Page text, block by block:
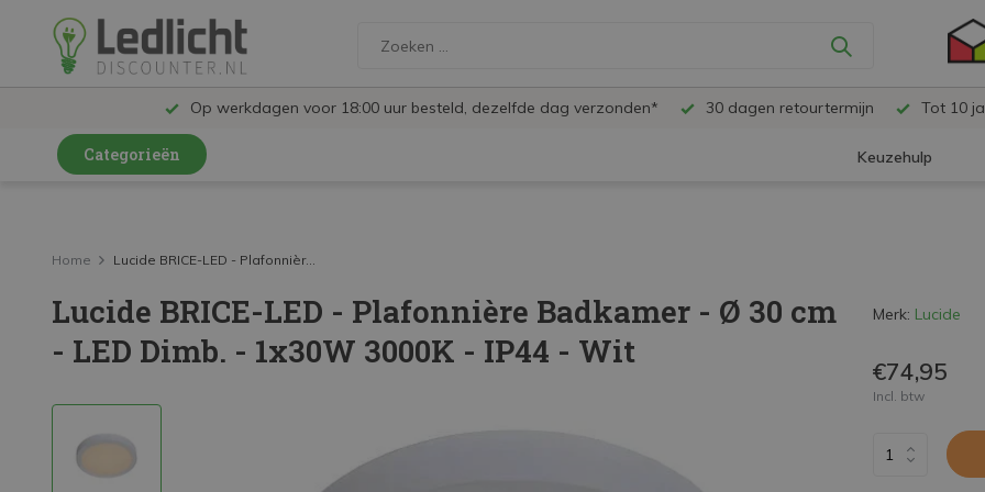
Op werkdagen voor 18:00 uur besteld, dezelfde dag verzonden* 30 dagen retourtermijn Tot 10
Categorieën Keuzehulp
LED Railspots
LED Panelen
LED TL
LED High Bay lampen
Home Lucide BRICE-LED - Plafonnièr...
Lucide BRICE-LED - Plafonnière Badkamer - Ø 30 cm
- LED Dimb. - 1x30W 3000K - IP44 - Wit
Merk: Lucide
€74,95
Incl. btw